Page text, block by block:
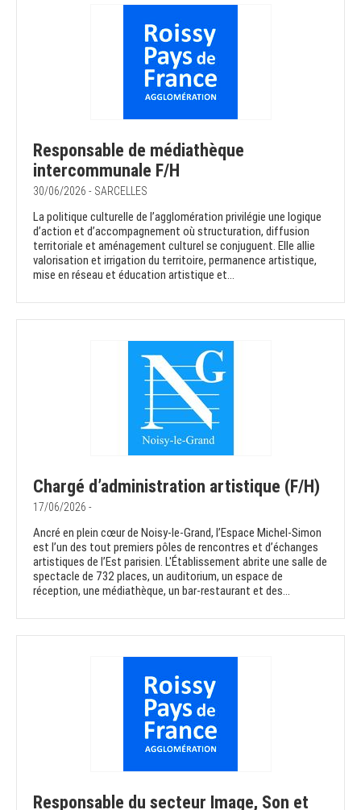
Responsable de médiathèque
intercommunale F/H
30/06/2026 - SARCELLES
La politique culturelle de l’agglomération privilégie une logique
d’action et d’accompagnement où structuration, diffusion
territoriale et aménagement culturel se conjuguent. Elle allie
valorisation et irrigation du territoire, permanence artistique,
mise en réseau et éducation artistique et...
Chargé d’administration artistique (F/H)
17/06/2026 -
Ancré en plein cœur de Noisy-le-Grand, l’Espace Michel-Simon
est l’un des tout premiers pôles de rencontres et d’échanges
artistiques de l’Est parisien. L'Établissement abrite une salle de
spectacle de 732 places, un auditorium, un espace de
réception, une médiathèque, un bar-restaurant et des...
Responsable du secteur Image, Son et